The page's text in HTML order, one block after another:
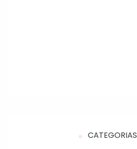
CATEGORIAS